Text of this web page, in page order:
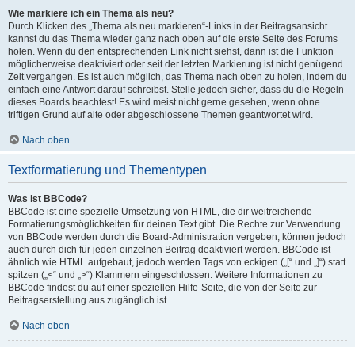
Wie markiere ich ein Thema als neu?
Durch Klicken des „Thema als neu markieren“-Links in der Beitragsansicht
kannst du das Thema wieder ganz nach oben auf die erste Seite des Forums
holen. Wenn du den entsprechenden Link nicht siehst, dann ist die Funktion
möglicherweise deaktiviert oder seit der letzten Markierung ist nicht genügend
Zeit vergangen. Es ist auch möglich, das Thema nach oben zu holen, indem du
einfach eine Antwort darauf schreibst. Stelle jedoch sicher, dass du die Regeln
dieses Boards beachtest! Es wird meist nicht gerne gesehen, wenn ohne
triftigen Grund auf alte oder abgeschlossene Themen geantwortet wird.
Nach oben
Textformatierung und Thementypen
Was ist BBCode?
BBCode ist eine spezielle Umsetzung von HTML, die dir weitreichende
Formatierungsmöglichkeiten für deinen Text gibt. Die Rechte zur Verwendung
von BBCode werden durch die Board-Administration vergeben, können jedoch
auch durch dich für jeden einzelnen Beitrag deaktiviert werden. BBCode ist
ähnlich wie HTML aufgebaut, jedoch werden Tags von eckigen („[“ und „]“) statt
spitzen („<“ und „>“) Klammern eingeschlossen. Weitere Informationen zu
BBCode findest du auf einer speziellen Hilfe-Seite, die von der Seite zur
Beitragserstellung aus zugänglich ist.
Nach oben